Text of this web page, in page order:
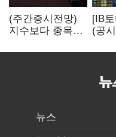
(주간증시전망)
지수보다 종목…
이어진다
[IB
(공
바로
뉴스